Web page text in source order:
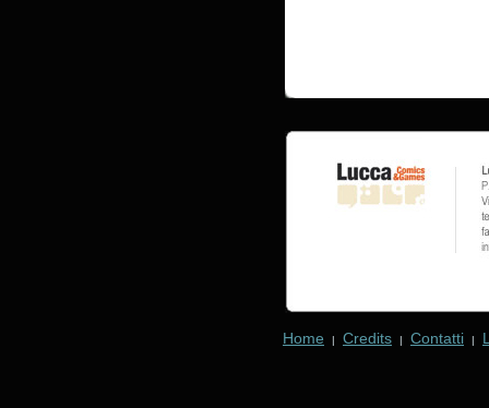
Home | Credits | Contatti |